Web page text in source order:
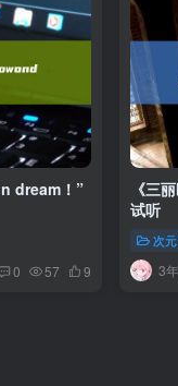
dream！”
0 57 9
《三
试听
次
3